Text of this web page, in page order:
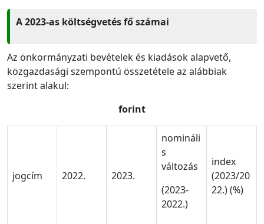
A 2023-as költségvetés fő számai
Az önkormányzati bevételek és kiadások alapvető,
közgazdasági szempontú összetétele az alábbiak
szerint alakul:
forint
jogcím 2022. 2023.
nomináli
s
változás
(2023-
2022.)
index
(2023/20
22.) (%)